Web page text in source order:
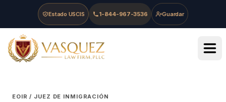
Skip to main content
Skip to navigation
Skip to footer
Estado USCIS 1-844-967-3536 Guardar
Vasquez Law Firm - Home
EOIR / JUEZ DE INMIGRACIÓN